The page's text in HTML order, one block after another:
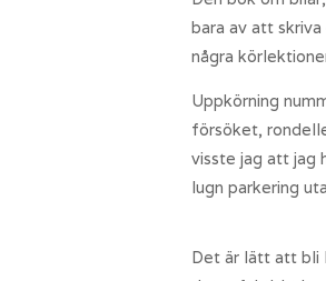
bara av att
några
Uppkörning
försöket,
visste jag att jag
lugn parkering
Det är lätt att bli